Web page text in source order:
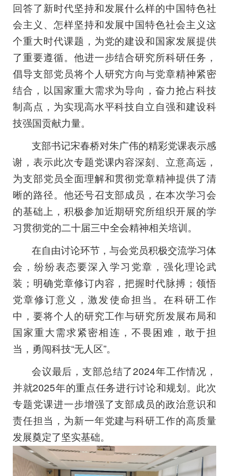
回答了新时代坚持和发展什么样的中国特色社
会主义、怎样坚持和发展中国特色社会主义这
个重大时代课题，为党的建设和国家发展提供
了重要遵循。他进一步结合研究所科研任务，
倡导支部党员将个人研究方向与党章精神紧密
结合，以国家重大需求为导向，奋力抢占科技
制高点，为实现高水平科技自立自强和建设科
技强国贡献力量。
支部书记宋春桥对朱广伟的精彩党课表示感
谢，表示此次专题党课内容深刻、立意高远，
为支部党员全面理解和贯彻党章精神提供了清
晰的路径。他还号召支部成员，在本次学习会
的基础上，积极参加近期研究所组织开展的学
习贯彻党的二十届三中全会精神相关培训。
在自由讨论环节，与会党员积极交流学习体
会，纷纷表态要深入学习党章，强化理论武
装；明确党章修订内容，把握时代脉搏；领悟
党章修订意义，激发使命担当。在科研工作
中，要将个人的研究工作与研究所发展布局和
国家重大需求紧密相连，不畏困难，敢于担
当，勇闯科技“无人区”。
会议最后，支部总结了2024年工作情况，
并就2025年的重点任务进行讨论和规划。此次
专题党课进一步增强了支部成员的政治意识和
责任担当，为新一年党建与科研工作的高质量
发展奠定了坚实基础。